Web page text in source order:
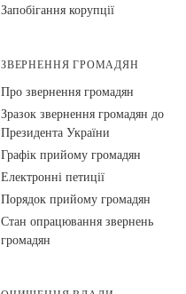
Запобігання корупції
ЗВЕРНЕННЯ ГРОМАДЯН
Про звернення громадян
Зразок звернення громадян до
Президента України
Графік прийому громадян
Електронні петиції
Порядок прийому громадян
Стан опрацювання звернень
громадян